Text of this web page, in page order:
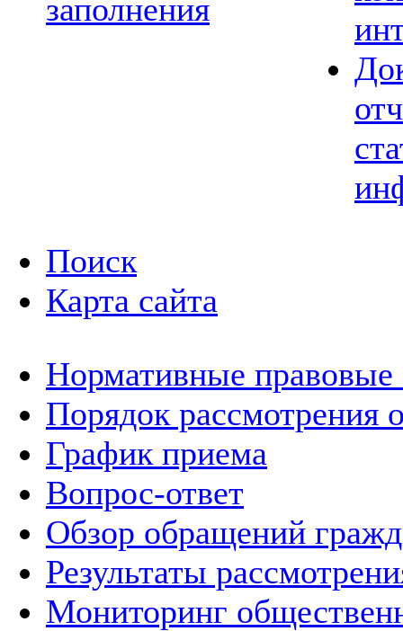
заполнения
Поиск
Карта сайта
Нормативные правовые
Порядок рассмотрения
График приема
Вопрос-ответ
Обзор обращений
Результаты
Мониторинг